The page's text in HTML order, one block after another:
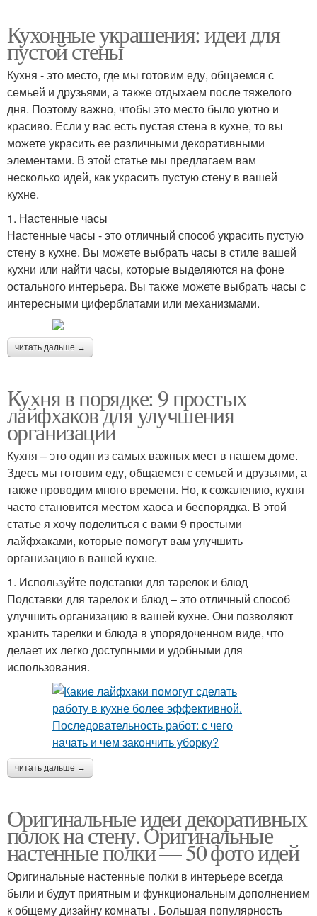
Кухонные украшения: идеи для
пустой стены
Кухня - это место, где мы готовим еду, общаемся с
семьей и друзьями, а также отдыхаем после тяжелого
дня. Поэтому важно, чтобы это место было уютно и
красиво. Если у вас есть пустая стена в кухне, то вы
можете украсить ее различными декоративными
элементами. В этой статье мы предлагаем вам
несколько идей, как украсить пустую стену в вашей
кухне.
1. Настенные часы
Настенные часы - это отличный способ украсить пустую
стену в кухне. Вы можете выбрать часы в стиле вашей
кухни или найти часы, которые выделяются на фоне
остального интерьера. Вы также можете выбрать часы с
интересными циферблатами или механизмами.
читать дальше →
Кухня в порядке: 9 простых
лайфхаков для улучшения
организации
Кухня – это один из самых важных мест в нашем доме.
Здесь мы готовим еду, общаемся с семьей и друзьями, а
также проводим много времени. Но, к сожалению, кухня
часто становится местом хаоса и беспорядка. В этой
статье я хочу поделиться с вами 9 простыми
лайфхаками, которые помогут вам улучшить
организацию в вашей кухне.
1. Используйте подставки для тарелок и блюд
Подставки для тарелок и блюд – это отличный способ
улучшить организацию в вашей кухне. Они позволяют
хранить тарелки и блюда в упорядоченном виде, что
делает их легко доступными и удобными для
использования.
читать дальше →
Оригинальные идеи декоративных
полок на стену. Оригинальные
настенные полки — 50 фото идей
Оригинальные настенные полки в интерьере всегда
были и будут приятным и функциональным дополнением
к общему дизайну комнаты . Большая популярность